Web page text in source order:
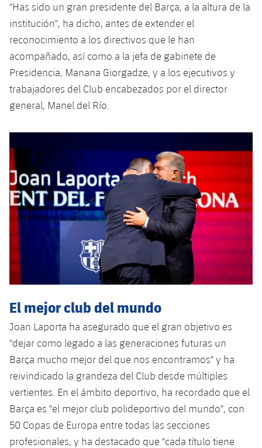
"Has sido un gran presidente del Barça, a la altura de la
institución", ha dicho, antes de extender el
reconocimiento a los directivos que le han
acompañado, así como a la jefa de gabinete de
Presidencia, Manana Giorgadze, y a los ejecutivos y
trabajadores del Club encabezados por el director
general, Manel del Río.
El mejor club del mundo
Joan Laporta ha asegurado que el gran objetivo es
"dejar como legado a las generaciones futuras un
Barça mucho mejor del que nos encontramos" y ha
reivindicado la grandeza del Club desde múltiples
vertientes. En el ámbito deportivo, ha recordado que el
Barça es "el mejor club polideportivo del mundo", con
50 Copas de Europa entre todas las secciones
profesionales, y ha destacado que "cada título tiene